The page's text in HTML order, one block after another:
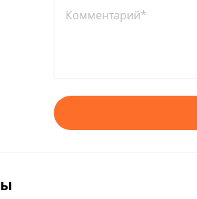
Комментарий*